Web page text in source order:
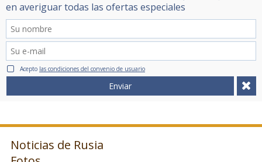
en averiguar todas las ofertas especiales
Acepto las condiciones del convenio de usuario
Enviar
Noticias de Rusia